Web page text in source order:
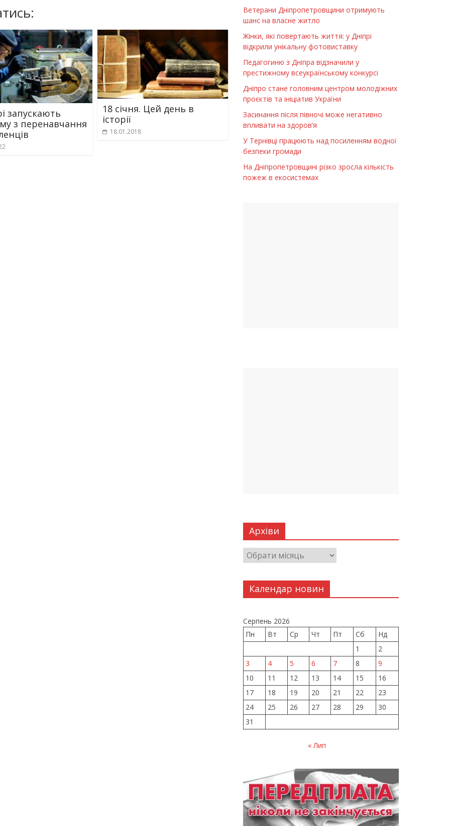
запускають
з перенавчання
18 січня. Цей день в
історії
18.01.2018
Ветерани Дніпропетровщини отримують
шанс на власне житло
Жінки, які повертають життя: у Дніпрі
відкрили унікальну фотовиставку
Педагогиню з Дніпра відзначили у
престижному всеукраїнському конкурсі
Дніпро стане головним центром молодіжних
проєктів та ініціатив України
Засинання після півночі може негативно
впливати на здоров’я
У Тернівці працюють над посиленням водної
безпеки громади
На Дніпропетровщині різко зросла кількість
пожеж в екосистемах
Архіви
Календар новин
Серпень 2026
Пн
Вт Ср Чт Пт Сб
Нд
1
2
3
4 5 6 7 8
9
10
11 12 13 14 15
16
17
18 19 20 21 22
23
24
25 26 27 28 29
30
31
« Лип